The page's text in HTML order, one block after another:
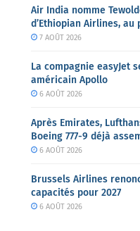
Air India nomme
d’Ethiopian Airlines,
7 AOÛT 2026
La compagnie easyJet
américain Apollo
6 AOÛT 2026
Après Emirates,
Boeing 777-9 déjà
6 AOÛT 2026
Brussels Airlines
capacités pour 2027
6 AOÛT 2026